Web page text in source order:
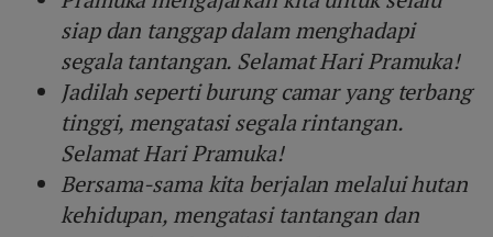
siap dan tanggap dalam menghadapi
segala tantangan. Selamat Hari Pramuka!
Jadilah seperti burung camar yang terbang
tinggi, mengatasi segala rintangan.
Selamat Hari Pramuka!
Bersama-sama kita berjalan melalui hutan
kehidupan, mengatasi tantangan dan